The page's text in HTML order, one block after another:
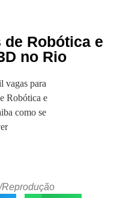
Robótica e
no Rio